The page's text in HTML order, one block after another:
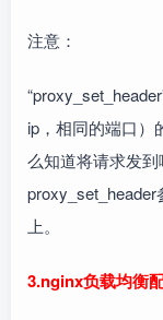
注意：
ip，相同的端口）
么知道将请求发
上。
3.nginx负载均衡